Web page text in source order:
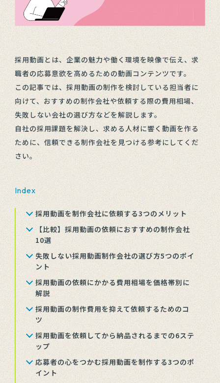
採用動画とは、企業の魅力や働く環境を映像で伝え、求
職者の応募意欲を高めるための動画コンテンツです。
この記事では、採用動画の制作を検討している担当者に
向けて、おすすめの制作会社や依頼する際の費用相場、
失敗しない会社の選び方などを解説します。
自社の採用課題を解決し、求める人材に響く動画を作る
ために、信頼できる制作会社を見つける参考にしてくだ
さい。
Index
採用動画を制作会社に依頼する3つのメリット
【比較】採用動画の依頼におすすめの制作会社
10選
失敗しない採用動画制作会社の選び方5つのポイ
ント
採用動画の依頼にかかる費用相場を価格帯別に
解説
採用動画の制作費用を抑えて依頼するためのコ
ツ
採用動画を依頼してから納品されるまでの6ステ
ップ
応募者の心をつかむ採用動画を制作する3つのポ
イント